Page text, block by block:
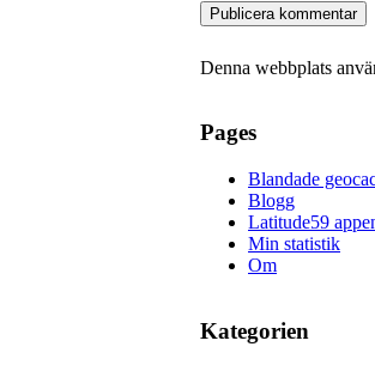
Denna webbplats
Pages
Blandade
Blogg
Latitude59
Min statistik
Om
Kategorien